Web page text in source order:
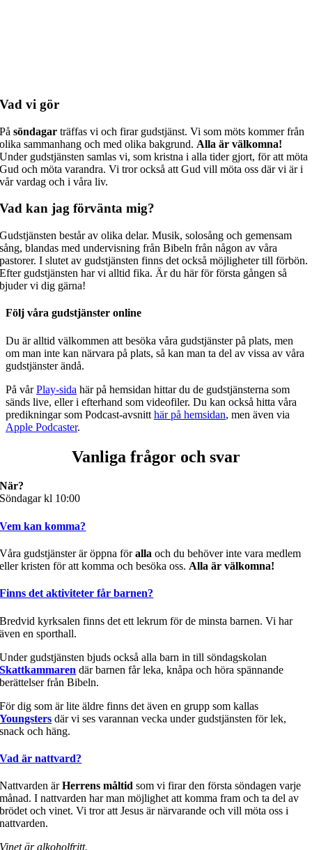
Vad vi gör
Påsöndagar träffas vi och firar gudstjänst. Vi som möts kommer från
olika sammanhang och med olika bakgrund. Alla är välkomna!
Under gudstjänsten samlas vi, som kristna i alla tider gjort, för att möta
Gud och möta varandra. Vi tror också att Gud vill möta oss där vi är i
vår vardag och i våra liv.
Vad kan jag förvänta mig?
Gudstjänsten består av olika delar. Musik, solosång och gemensam
sång, blandas med undervisning från Bibeln från någon av våra
pastorer. I slutet av gudstjänsten finns det också möjligheter till förbön.
Efter gudstjänsten har vi alltid fika. Är du här för första gången så
bjuder vi dig gärna!
Följ våra gudstjänster online
Du är alltid välkommen att besöka våra gudstjänster på plats, men
om man inte kan närvara på plats, så kan man ta del av vissa av våra
gudstjänster ändå.
På vårPlay-sida här på hemsidan hittar du de gudstjänsterna som
sänds live, eller i efterhand som videofiler. Du kan också hitta våra
predikningar som Podcast-avsnitt här på hemsidan, men även via
Apple Podcaster.
Vanliga frågor och svar
När?
Söndagar kl 10:00
Vem kan komma?
Våra gudstjänster är öppna föralla och du behöver inte vara medlem
eller kristen för att komma och besöka oss. Alla är välkomna!
Finns det aktiviteter får barnen?
Bredvid kyrksalen finns det ett lekrum för de minsta barnen. Vi har
även en sporthall.
Under gudstjänsten bjuds också alla barn in till söndagskolan
Skattkammaren där barnen får leka, knåpa och höra spännande
berättelser från Bibeln.
För dig som är lite äldre finns det även en grupp som kallas
Youngsters där vi ses varannan vecka under gudstjänsten för lek,
snack och häng.
Vad är nattvard?
Nattvarden ärHerrens måltidsom vi firar den första söndagen varje
månad. I nattvarden har man möjlighet att komma fram och ta del av
brödet och vinet. Vi tror att Jesus är närvarande och vill möta oss i
nattvarden.
Vinet är alkoholfritt.